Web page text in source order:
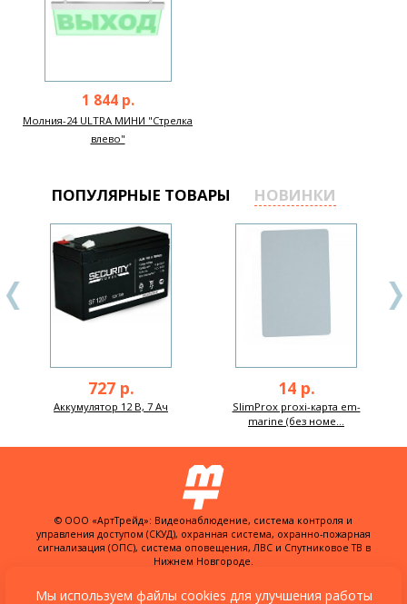
1 844 р.
Молния-24 ULTRA МИНИ "Стрелка
влево"
ПОПУЛЯРНЫЕ ТОВАРЫ НОВИНКИ
727 р.
Аккумулятор 12 В, 7 Ач
14 р.
SlimProx proxi-карта em-
marine (без номе...
© ООО «АртТрейд»: Видеонаблюдение, система контроля и
управления доступом (СКУД), охранная система, охранно-пожарная
сигнализация (ОПС), система оповещения, ЛВС и Спутниковое ТВ в
Нижнем Новгороде.
ул. Куйбышева, д. 30Б, офис 22
Мы используем файлы cookies для улучшения работы